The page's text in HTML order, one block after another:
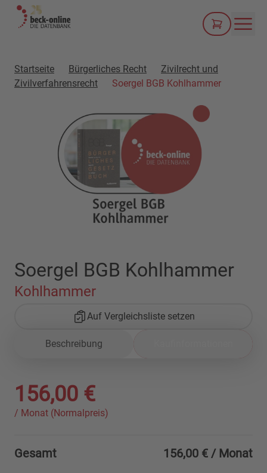
Startseite Bürgerliches Recht
Zivilrecht und
Zivilverfahrensrecht
Soergel BGB Kohlhammer
Soergel BGB Kohlhammer
Kohlhammer
Auf Vergleichsliste setzen
Beschreibung
156,00 €
/ Monat (Normalpreis)
Gesamt 156,00 € / Monat